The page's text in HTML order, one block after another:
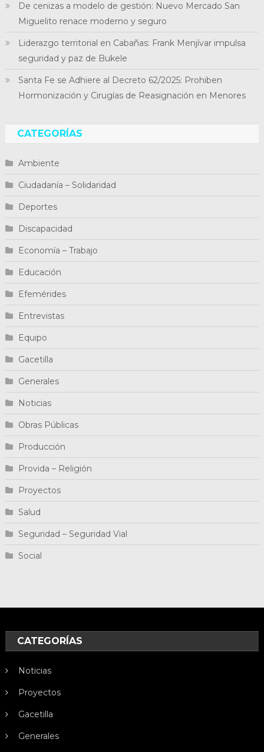
De cenizas a modelo de gestión: Nuevo Mercado San
Miguelito renace moderno y seguro
Liderazgo territorial en Cabañas: Frank Menjívar impulsa
seguridad y paz de Bukele
Santa Fe se Adhiere al Decreto 62/2025: Prohiben
Hormonización y Cirugías de Reasignación en Menores
CATEGORÍAS
Ambiente
Ciudadanía – Solidaridad
Deportes
Discapacidad
Economía – Trabajo
Educación
Efemérides
Entrevistas
Equipo
Gacetilla
Generales
Noticias
Obras Públicas
Producción
Provida – Religión
Proyectos
Salud
Seguridad – Seguridad Vial
Social
CATEGORÍAS
Noticias
Proyectos
Gacetilla
Generales